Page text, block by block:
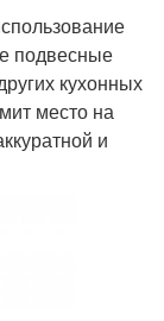
подвесные
кухонных
место на
и